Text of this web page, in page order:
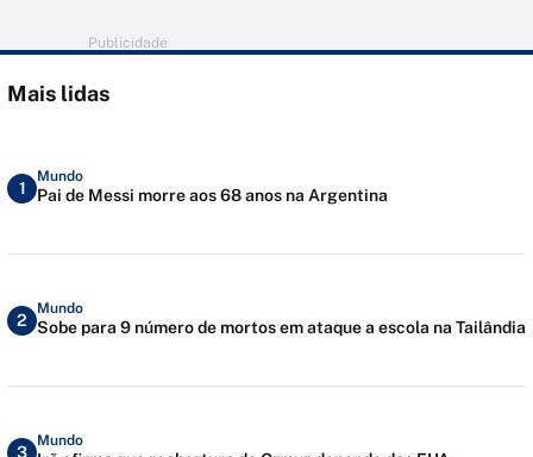
Publicidade
Mais lidas
1
Mundo
Pai de Messi morre aos 68 anos na Argentina
2
Mundo
Sobe para 9 número de mortos em ataque a escola na Tailândia
3
Mundo